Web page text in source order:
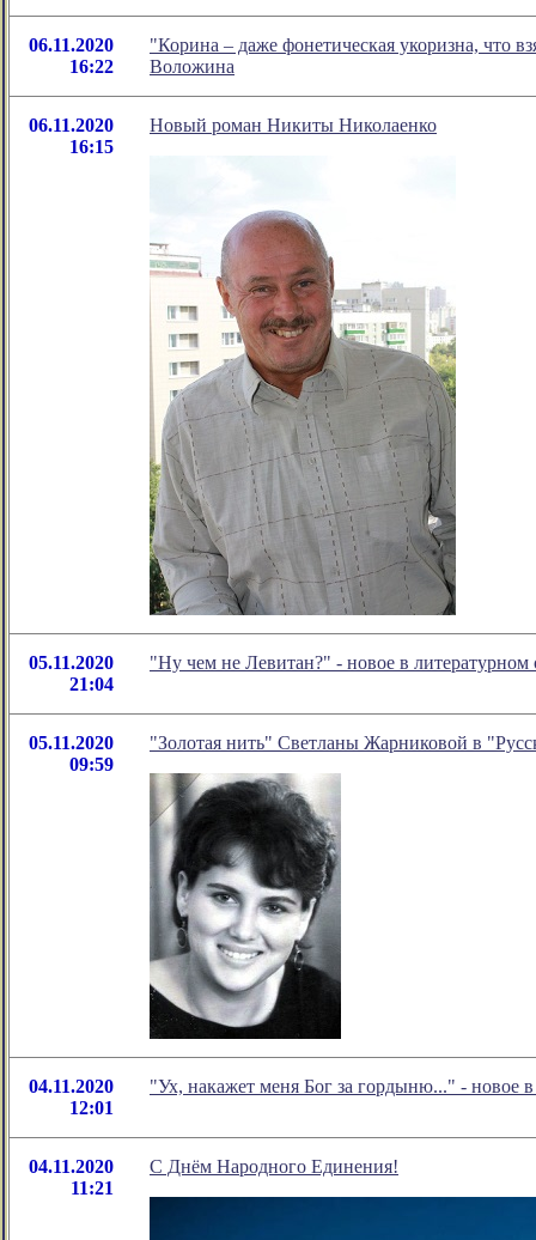
06.11.2020
16:22
"Корина – даже фонетическая укоризна, что
Воложина
06.11.2020
16:15
Новый роман Никиты Николаенко
05.11.2020
21:04
"Ну чем не Левитан?" - новое в
05.11.2020
09:59
"Золотая нить" Светланы Жарниковой в
04.11.2020
12:01
"Ух, накажет меня Бог за гордыню..." - новое
04.11.2020
11:21
С Днём Народного Единения!